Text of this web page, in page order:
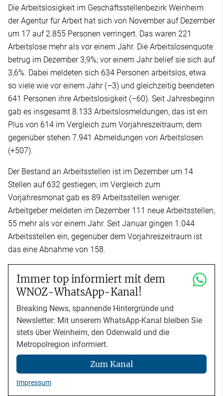
Die Arbeitslosigkeit im Geschäftsstellenbezirk Weinheim
der Agentur für Arbeit hat sich von November auf Dezember
um 17 auf 2.855 Personen verringert. Das waren 221
Arbeitslose mehr als vor einem Jahr. Die Arbeitslosenquote
betrug im Dezember 3,9%; vor einem Jahr belief sie sich auf
3,6%. Dabei meldeten sich 634 Personen arbeitslos, etwa
so viele wie vor einem Jahr (–3) und gleichzeitig beendeten
641 Personen ihre Arbeitslosigkeit (–60). Seit Jahresbeginn
gab es insgesamt 8.133 Arbeitslosmeldungen, das ist ein
Plus von 614 im Vergleich zum Vorjahreszeitraum; dem
gegenüber stehen 7.941 Abmeldungen von Arbeitslosen
(+507).
Der Bestand an Arbeitsstellen ist im Dezember um 14
Stellen auf 632 gestiegen; im Vergleich zum
Vorjahresmonat gab es 89 Arbeitsstellen weniger.
Arbeitgeber meldeten im Dezember 111 neue Arbeitsstellen,
55 mehr als vor einem Jahr. Seit Januar gingen 1.044
Arbeitsstellen ein, gegenüber dem Vorjahreszeitraum ist
das eine Abnahme von 158.
Immer top informiert mit dem
WNOZ-WhatsApp-Kanal!
Breaking News, spannende Hintergründe und
Newsletter: Mit unserem WhatsApp-Kanal bleiben Sie
stets über Weinheim, den Odenwald und die
Metropolregion informiert.
Zum Kanal
Impressum